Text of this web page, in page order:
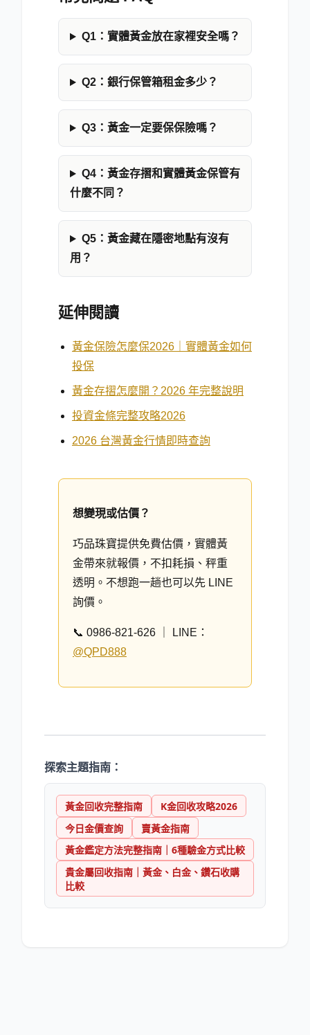
Q1：實體黃金放在家裡安全嗎？
Q2：銀行保管箱租金多少？
Q3：黃金一定要保保險嗎？
Q4：黃金存摺和實體黃金保管有
什麼不同？
Q5：黃金藏在隱密地點有沒有
用？
延伸閱讀
黃金保險怎麼保2026｜實體黃金如何
投保
黃金存摺怎麼開？2026 年完整說明
投資金條完整攻略2026
2026 台灣黃金行情即時查詢
想變現或估價？
巧品珠寶提供免費估價，實體黃
金帶來就報價，不扣耗損、秤重
透明。不想跑一趟也可以先 LINE
詢價。
📞 0986-821-626 ｜ LINE：
@QPD888
探索主題指南：
黃金回收完整指南
K金回收攻略2026
今日金價查詢
賣黃金指南
黃金鑑定方法完整指南｜6種驗金方式比較
貴金屬回收指南｜黃金、白金、鑽石收購
比較